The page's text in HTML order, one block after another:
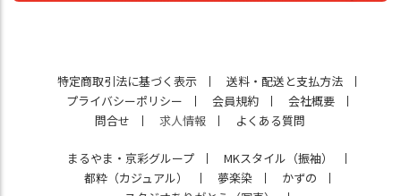
特定商取引法に基づく表示
送料・配送と支払方法
プライバシーポリシー
会員規約
会社概要
問合せ
求人情報 よくある質問
まるやま・京彩グループ
MKスタイル（振袖）
都粋（カジュアル）
夢楽染
かずの